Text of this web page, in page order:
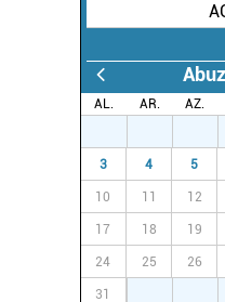
AL. AR. AZ.
3 4 5
10 11 12
17 18 19
24 25 26
31